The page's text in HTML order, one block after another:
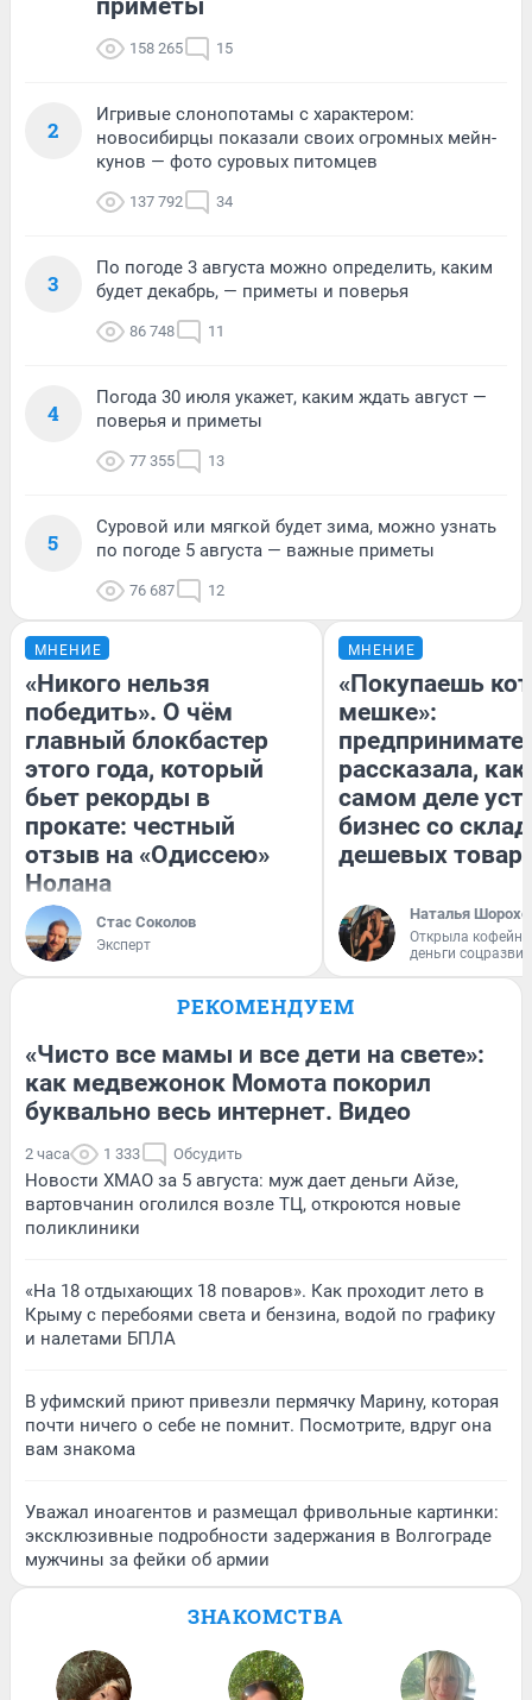
приметы
158 265 15
2
Игривые слонопотамы с характером:
новосибирцы показали своих огромных мейн-
кунов — фото суровых питомцев
137 792 34
3
По погоде 3 августа можно определить, каким
будет декабрь, — приметы и поверья
86 748 11
4
Погода 30 июля укажет, каким ждать август —
поверья и приметы
77 355 13
5
Суровой или мягкой будет зима, можно узнать
по погоде 5 августа — важные приметы
76 687 12
МНЕНИЕ
«Никого нельзя
победить». О чём
главный блокбастер
этого года, который
бьет рекорды в
прокате: честный
отзыв на «Одиссею»
Нолана
Стас Соколов
Эксперт
МНЕНИЕ
«Покупаешь
мешке»:
рассказала, как
самом деле
бизнес со
дешевых
Наталья
Открыла
деньги
РЕКОМЕНДУЕМ
«Чисто все мамы и все дети на свете»:
как медвежонок Момота покорил
буквально весь интернет. Видео
2 часа 1 333 Обсудить
Новости ХМАО за 5 августа: муж дает деньги Айзе,
вартовчанин оголился возле ТЦ, откроются новые
поликлиники
«На 18 отдыхающих 18 поваров». Как проходит лето в
Крыму с перебоями света и бензина, водой по графику
и налетами БПЛА
В уфимский приют привезли пермячку Марину, которая
почти ничего о себе не помнит. Посмотрите, вдруг она
вам знакома
Уважал иноагентов и размещал фривольные картинки:
эксклюзивные подробности задержания в Волгограде
мужчины за фейки об армии
ЗНАКОМСТВА